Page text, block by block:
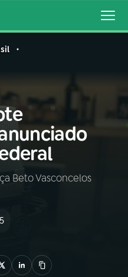
Beto Vasconcelos